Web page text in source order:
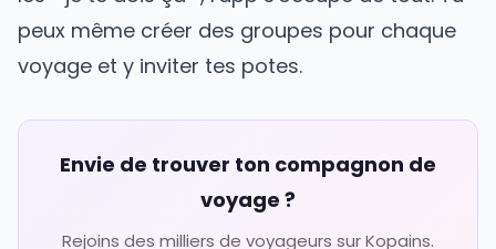
peux même créer des groupes pour chaque
voyage et y inviter tes potes.
Envie de trouver ton compagnon de
voyage ?
Rejoins des milliers de voyageurs sur Kopains.